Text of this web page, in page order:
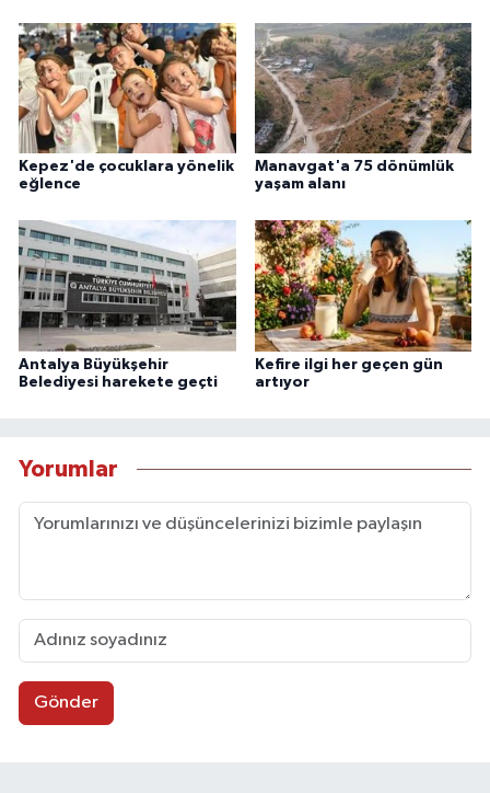
Kepez'de çocuklara yönelik
eğlence
Manavgat'a 75 dönümlük
yaşam alanı
Antalya Büyükşehir
Belediyesi harekete geçti
Kefire ilgi her geçen gün
artıyor
Yorumlar
Gönder